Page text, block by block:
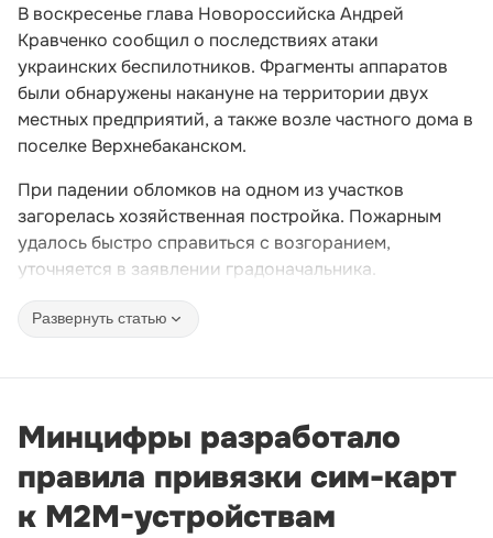
В воскресенье глава Новороссийска Андрей
Кравченко сообщил о последствиях атаки
украинских беспилотников. Фрагменты аппаратов
были обнаружены накануне на территории двух
местных предприятий, а также возле частного дома в
поселке Верхнебаканском.
При падении обломков на одном из участков
загорелась хозяйственная постройка. Пожарным
удалось быстро справиться с возгоранием,
уточняется в заявлении градоначальника.
Развернуть статью
Минцифры разработало
правила привязки сим-карт
к M2M-устройствам